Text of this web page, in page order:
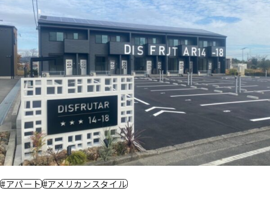
#アパート#アメリカンスタイル